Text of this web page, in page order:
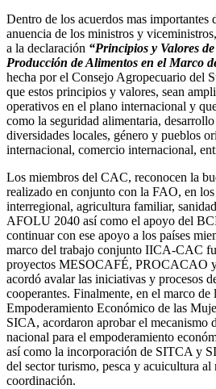
Dentro de los acuerdos mas importantes
anuencia de los ministros y
a la declaración “Principios y Valores
Producción de Alimentos en el Marco
hecha por el Consejo Agropecuario del
que estos principios y valores, sean
operativos en el plano internacional y
como la seguridad alimentaria,
diversidades locales, género y pueblos
internacional, comercio internacional,
Los miembros del CAC, reconocen la
realizado en conjunto con la FAO, en
interregional, agricultura familiar,
AFOLU 2040 así como el apoyo del
continuar con ese apoyo a los países
marco del trabajo conjunto IICA-CAC
proyectos MESOCAFÉ, PROCACAO
acordó avalar las iniciativas y procesos
cooperantes. Finalmente, en el marco de
Empoderamiento Económico de las
SICA, acordaron aprobar el mecanismo
nacional para el empoderamiento
así como la incorporación de SITCA y
del sector turismo, pesca y acuicultura al
coordinación.